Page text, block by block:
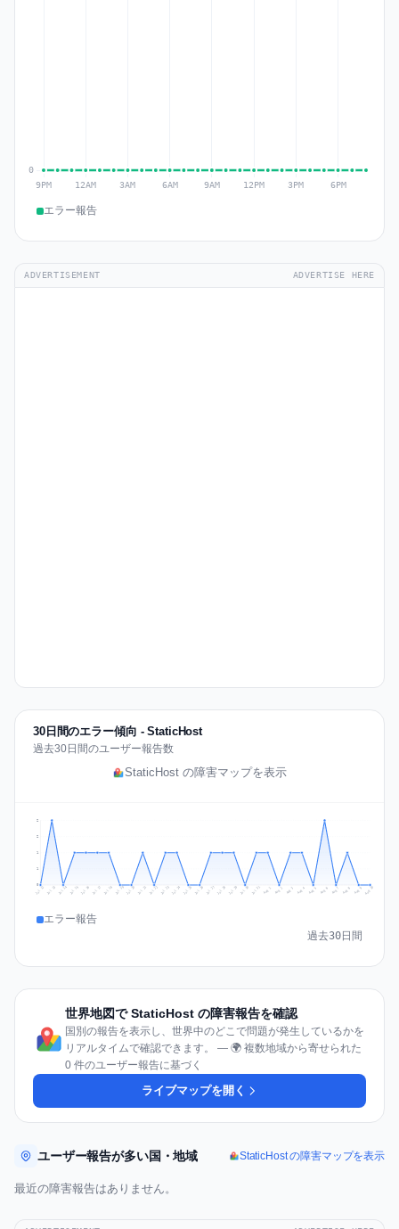
エラー報告
ADVERTISEMENT ADVERTISE HERE
30日間のエラー傾向 - StaticHost
過去30日間のユーザー報告数
StaticHost の障害マップを表示
1
1
2
2
Jul 12 Jul 13 Jul 14 Jul 15 Jul 16 Jul 17 Jul 18 Jul 19 Jul 20 Jul 21 Jul 22 Jul 23 Jul 24 Jul 25 Jul 26 Jul 27 Jul 28 Jul 29 Jul 30 Jul 31 Aug 1 Aug 2 Aug 3 Aug 4 Aug 5 Aug 6 Aug 7 Aug 8 Aug 9 Aug 10
エラー報告
過去30日間
世界地図で StaticHost の障害報告を確認
国別の報告を表示し、世界中のどこで問題が発生しているかを
リアルタイムで確認できます。 — 🌍 複数地域から寄せられた
0 件のユーザー報告に基づく
ライブマップを開く
ユーザー報告が多い国・地域 StaticHost の障害マップを表示
最近の障害報告はありません。